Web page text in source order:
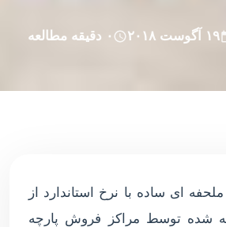
۱۹ آگوست ۲۰۱۸ ۰ دقیقه مطالعه
ای ساده با نرخ استاندارد از
شده توسط مراکز فروش پارچه